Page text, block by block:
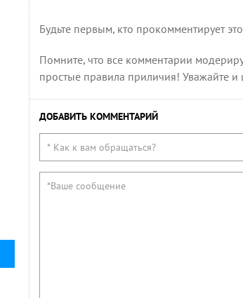
Будьте первым, кто прокомментирует
Помните, что все комментарии
простые правила приличия! Уважайте и
ДОБАВИТЬ КОММЕНТАРИЙ